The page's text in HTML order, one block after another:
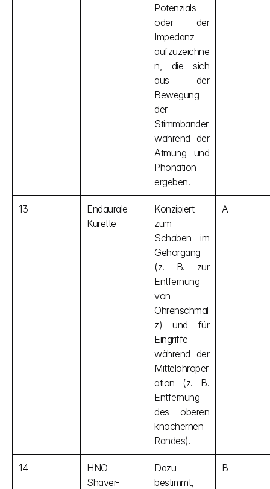
Potenzials
oder der
Impedanz
aufzuzeichne
n, die sich
aus der
Bewegung
der
Stimmbänder
während der
Atmung und
Phonation
ergeben.
13
Endaurale
Kürette
Konzipiert
zum
Schaben im
Gehörgang
(z. B. zur
Entfernung
von
Ohrenschmal
z) und für
Eingriffe
während der
Mittelohroper
ation (z. B.
Entfernung
des oberen
knöchernen
Randes).
A
14
HNO-
Shaver-
Dazu
bestimmt,
B